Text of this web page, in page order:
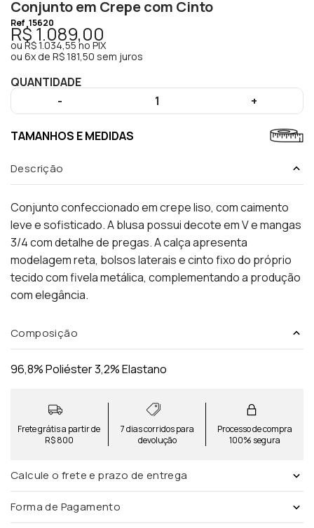
Conjunto em Crepe com Cinto
Ref 15620
R$ 1.089,00
ou R$ 1.034,55 no PIX
ou 6x de R$ 181,50 sem juros
QUANTIDADE
-
1 +
TAMANHOS E MEDIDAS
Descrição
Conjunto confeccionado em crepe liso, com caimento
leve e sofisticado. A blusa possui decote em V e mangas
3/4 com detalhe de pregas. A calça apresenta
modelagem reta, bolsos laterais e cinto fixo do próprio
tecido com fivela metálica, complementando a produção
com elegância.
Composição
96,8% Poliéster 3,2% Elastano
Frete grátis a partir de
R$ 800
7 dias corridos para
devolução
Processo de compra
100% segura
Calcule o frete e prazo de entrega
Forma de Pagamento